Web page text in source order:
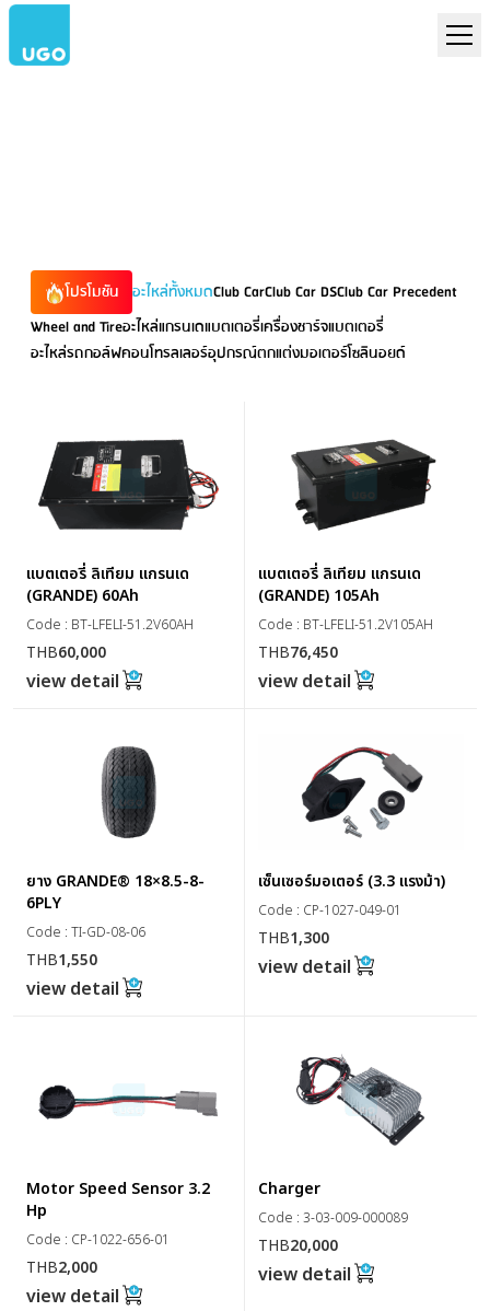
โปรโมชัน อะไหล่ทั้งหมดClub CarClub Car DSClub Car Precedent
Wheel and Tireอะไหล่แกรนเดแบตเตอรี่เครื่องชาร์จแบตเตอรี่
อะไหล่รถกอล์ฟคอนโทรลเลอร์อุปกรณ์ตกแต่งมอเตอร์โซลินอยด์
แบตเตอรี่ ลิเทียม แกรนเด
(GRANDE) 60Ah
Code : BT-LFELI-51.2V60AH
THB60,000
view detail
แบตเตอรี่ ลิเทียม แกรนเด
(GRANDE) 105Ah
Code : BT-LFELI-51.2V105AH
THB76,450
view detail
ยาง GRANDE® 18×8.5-8-
6PLY
Code : TI-GD-08-06
THB1,550
view detail
เซ็นเซอร์มอเตอร์ (3.3 แรงม้า)
Code : CP-1027-049-01
THB1,300
view detail
Motor Speed Sensor 3.2
Hp
Code : CP-1022-656-01
THB2,000
view detail
Charger
Code : 3-03-009-000089
THB20,000
view detail